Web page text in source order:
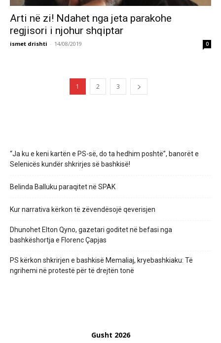
Arti në zi! Ndahet nga jeta parakohe
regjisori i njohur shqiptar
ismet drishti - 14/08/2019 0
1 2 3
“Ja ku e keni kartën e PS-së, do ta hedhim poshtë”, banorët e
Selenicës kundër shkrirjes së bashkisë!
Belinda Balluku paraqitet në SPAK
Kur narrativa kërkon të zëvendësojë qeverisjen
Dhunohet Elton Qyno, gazetari goditet në befasi nga
bashkëshortja e Florenc Çapjas
PS kërkon shkrirjen e bashkisë Memaliaj, kryebashkiaku: Të
ngrihemi në protestë për të drejtën tonë
Gusht 2026